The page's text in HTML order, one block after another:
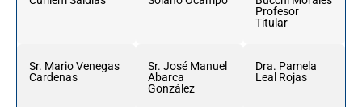
Profesor
Titular
Sr. Mario Venegas
Cardenas
Sr. José Manuel
Abarca
González
Dra. Pamela
Leal Rojas